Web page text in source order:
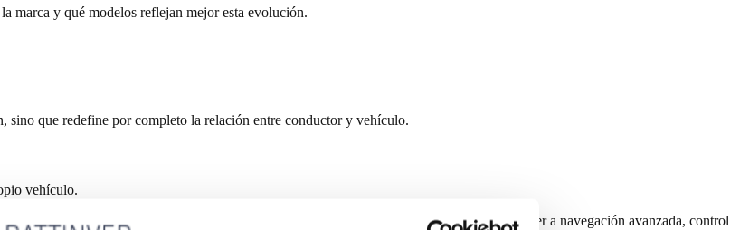
marca y qué modelos reflejan mejor esta evolución.
sino que redefine por completo la relación entre conductor y vehículo.
vehículo.
experiencia fluida, intuitiva y coherente. La incorporación nativa de Google permite acceder a navegación avanzada, control